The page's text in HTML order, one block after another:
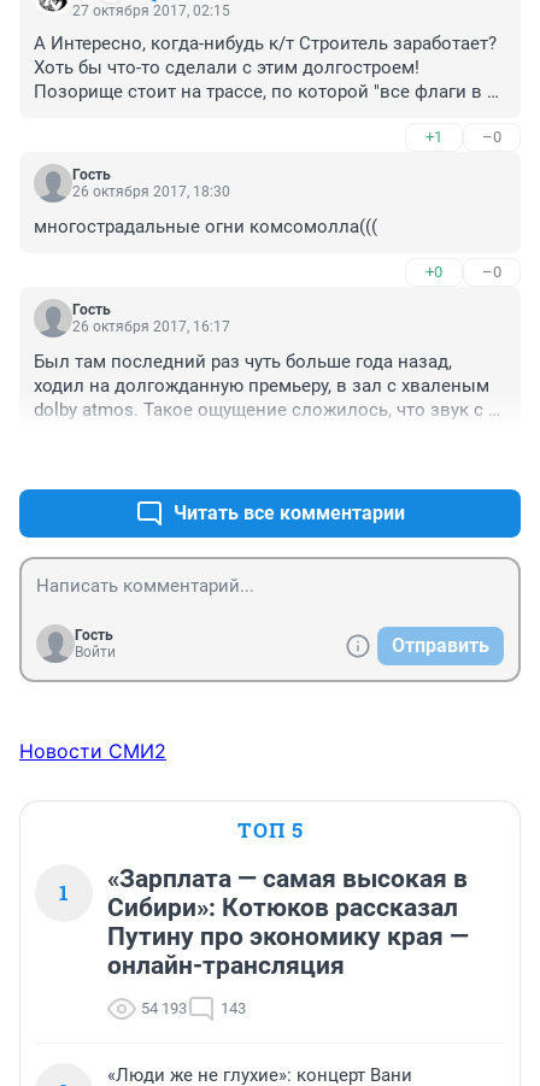
27 октября 2017, 02:15
А Интересно, когда-нибудь к/т Строитель заработает?
Хоть бы что-то сделали с этим долгостроем!
Позорище стоит на трассе, по которой "все флаги в
+1 –0
Гость
26 октября 2017, 18:30
многострадальные огни комсомолла(((
+0 –0
Гость
26 октября 2017, 16:17
Был там последний раз чуть больше года назад,
ходил на долгожданную премьеру, в зал с хваленым
dolby atmos. Такое ощущение сложилось, что звук с
Читать все комментарии
Гость
Войти
Отправить
Новости СМИ2
ТОП 5
1
«Зарплата — самая высокая в
Сибири»: Котюков рассказал
Путину про экономику края —
онлайн-трансляция
54 193 143
«Люди же не глухие»: концерт Вани